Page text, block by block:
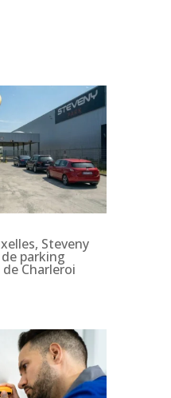
Steveny
parking
Charleroi